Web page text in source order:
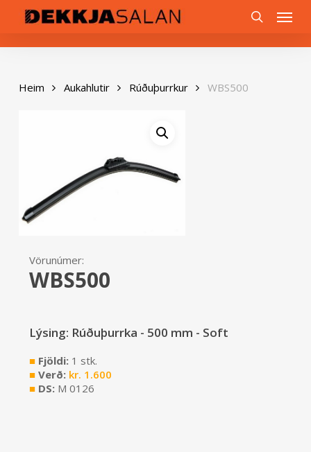
content
Menu
Heim Aukahlutir Rúðuþurrkur WBS500
Vörunúmer:
WBS500
Lýsing: Rúðuþurrka - 500 mm - Soft
■Fjöldi: 1 stk.
■Verð: kr. 1.600
■DS: M 0126